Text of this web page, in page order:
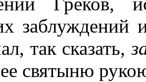
заблуждений
так сказать,
святыню